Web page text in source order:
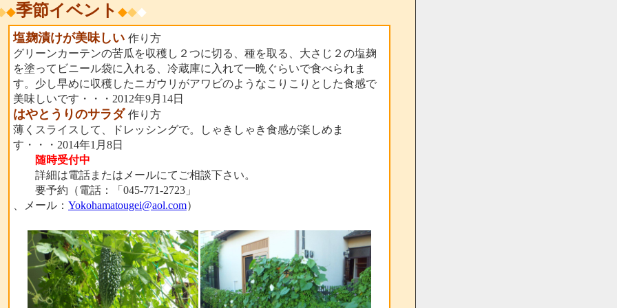
◆季節イベント ◆◆◆
塩麹漬けが美味しい 作り方
グリーンカーテンの苦瓜を収穫し２つに切る、種を取る、大さじ２の塩麹
を塗ってビニール袋に入れる、冷蔵庫に入れて一晩ぐらいで食べられま
す。少し早めに収穫したニガウリがアワビのようなこりこりとした食感で
美味しいです・・・2012年9月14日
はやとうりのサラダ 作り方
薄くスライスして、ドレッシングで。しゃきしゃき食感が楽しめま
す・・・2014年1月8日
随時受付中
詳細は電話またはメールにてご相談下さい。
要予約（電話：「045-771-2723」
、メール： Yokohamatougei@aol.com）